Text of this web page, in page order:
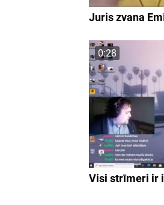
Juris zvana
0:28
Visi strīmeri ir